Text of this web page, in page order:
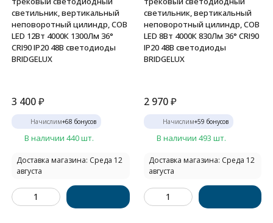
светильник, вертикальный
неповоротный цилиндр, COB
LED 12Вт 4000К 1300Лм 36°
CRI90 IP20 48В светодиоды
BRIDGELUX
3 400₽
Начислим+68 бонусов
В наличии 440 шт.
Доставка магазина: Среда 12
августа
светильник, вертикальный
неповоротный цилиндр, COB
LED 8Вт 4000К 830Лм 36° CRI90
IP20 48В светодиоды
BRIDGELUX
2 970 ₽
Начислим+59 бонусов
В наличии 493 шт.
Доставка магазина: Среда 12
августа